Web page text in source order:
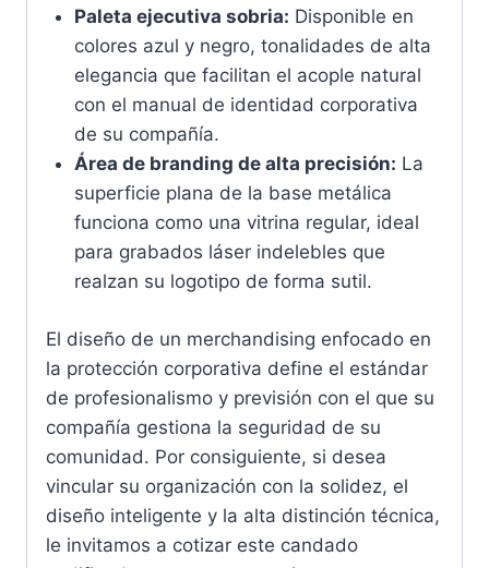
Paleta ejecutiva sobria: Disponible en
colores azul y negro, tonalidades de alta
elegancia que facilitan el acople natural
con el manual de identidad corporativa
de su compañía.
Área de branding de alta precisión: La
superficie plana de la base metálica
funciona como una vitrina regular, ideal
para grabados láser indelebles que
realzan su logotipo de forma sutil.
El diseño de un merchandising enfocado en
la protección corporativa define el estándar
de profesionalismo y previsión con el que su
compañía gestiona la seguridad de su
comunidad. Por consiguiente, si desea
vincular su organización con la solidez, el
diseño inteligente y la alta distinción técnica,
le invitamos a cotizar este candado